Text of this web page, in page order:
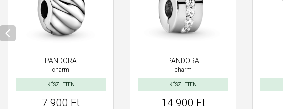
PANDORA
charm
KÉSZLETEN
7 900 Ft
PANDORA
charm
KÉSZLETEN
14 900 Ft